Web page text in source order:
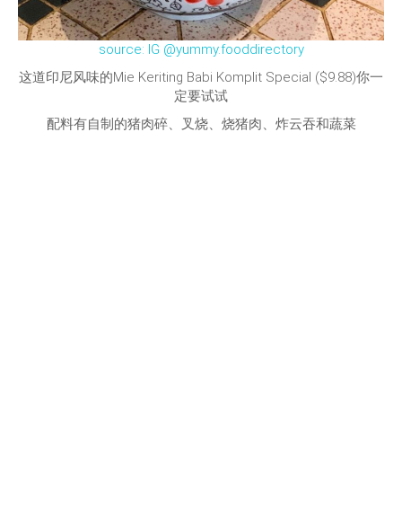
source: IG @yummy.fooddirectory
这道印尼风味的Mie Keriting Babi Komplit Special ($9.88)你一
定要试试
配料有自制的猪肉碎、叉烧、烧猪肉、炸云吞和蔬菜